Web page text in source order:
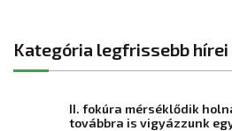
Kategória legfrissebb hírei
II. fokúra mérséklődik
továbbra is vigyázzunk